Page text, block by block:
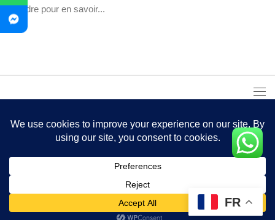
Joindre pour en savoir...
FR